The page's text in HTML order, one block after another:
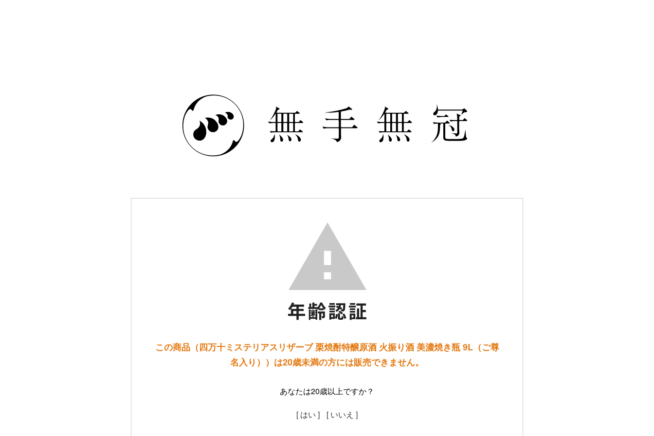
この商品（四万十ミステリアスリザーブ 栗焼酎特醸原酒 火振り酒 美濃焼き瓶 9L（ご尊
名入り））は20歳未満の方には販売できません。
あなたは20歳以上ですか？
[ はい ] [ いいえ ]